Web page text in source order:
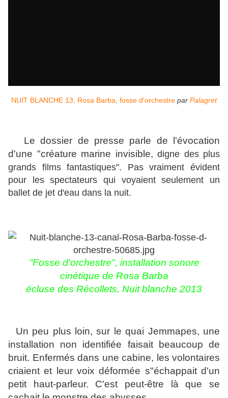
NUIT BLANCHE 13, Rosa Barba, fosse d'orchestre par Palagret
Le dossier de presse parle de l'évocation
d'une "créature marine invisible, digne des plus
grands films fantastiques". Pas vraiment évident
pour les spectateurs qui voyaient seulement un
ballet de jet d'eau dans la nuit.
"Fosse d'orchestre", installation sonore
cinétique de Rosa Barba
écluse des Récollets, Nuit blanche 2013
Un peu plus loin, sur le quai Jemmapes, une
installation non identifiée faisait beaucoup de
bruit. Enfermés dans une cabine, les volontaires
criaient et leur voix déformée s"échappait d'un
petit haut-parleur. C'est peut-être là que se